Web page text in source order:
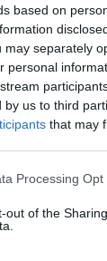
based on
may separately
personal
by us to third
that may
website/app
visit or usage
to Google
below specified
Processing Opt
out of the
με όρους
παράνομες